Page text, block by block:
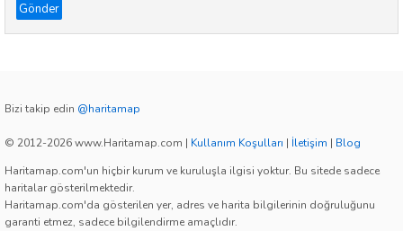
Gönder
Bizi takip edin @haritamap
© 2012-2026 www.Haritamap.com | Kullanım Koşulları | İletişim | Blog
Haritamap.com'un hiçbir kurum ve kuruluşla ilgisi yoktur. Bu sitede sadece
haritalar gösterilmektedir.
Haritamap.com'da gösterilen yer, adres ve harita bilgilerinin doğruluğunu
garanti etmez, sadece bilgilendirme amaçlıdır.